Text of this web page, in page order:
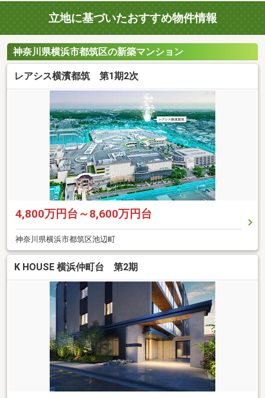
立地に基づいたおすすめ物件情報
神奈川県横浜市都筑区の新築マンション
レアシス横濱都筑 第1期2次
4,800万円台～8,600万円台
神奈川県横浜市都筑区池辺町
K HOUSE 横浜仲町台 第2期